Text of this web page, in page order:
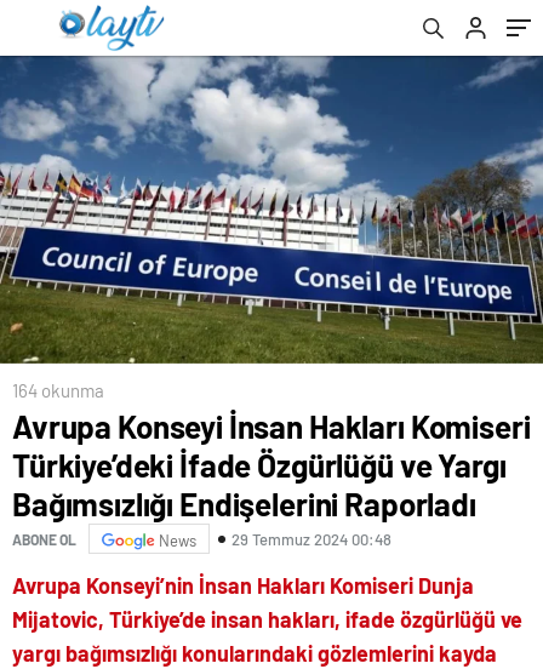
Bağımsızlığı Endişelerini Raporladı
164 okunma
Avrupa Konseyi İnsan Hakları Komiseri
Türkiye’deki İfade Özgürlüğü ve Yargı
Bağımsızlığı Endişelerini Raporladı
ABONE OL News 29 Temmuz 2024 00:48
Avrupa Konseyi’nin İnsan Hakları Komiseri Dunja
Mijatovic, Türkiye’de insan hakları, ifade özgürlüğü ve
yargı bağımsızlığı konularındaki gözlemlerini kayda